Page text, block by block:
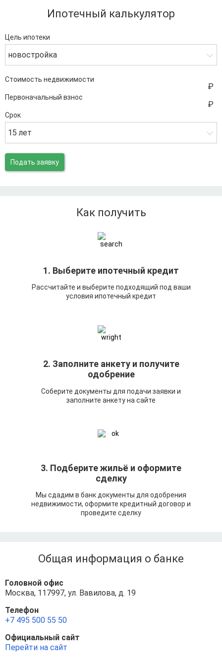
Ипотечный калькулятор
Цель ипотеки
новостройка
Стоимость недвижимости
Первоначальный взнос
Срок
15 лет
Подать заявку
Как получить
1. Выберите ипотечный кредит
Рассчитайте и выберите подходящий под ваши
условия ипотечный кредит
2. Заполните анкету и получите
одобрение
Соберите документы для подачи заявки и
заполните анкету на сайте
3. Подберите жильё и оформите
сделку
Мы сдадим в банк документы для одобрения
недвижимости, оформите кредитный договор и
проведите сделку
Общая информация о банке
Головной офис
Москва, 117997, ул. Вавилова, д. 19
Телефон
+7 495 500 55 50
Официальный сайт
Перейти на сайт